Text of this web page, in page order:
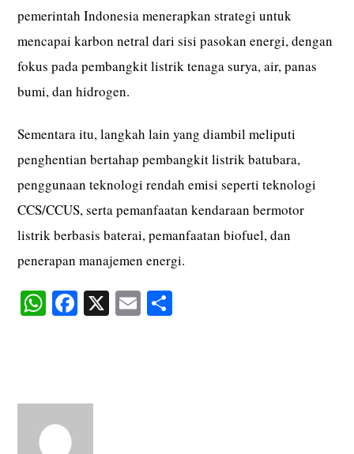
pemerintah Indonesia menerapkan strategi untuk
mencapai karbon netral dari sisi pasokan energi, dengan
fokus pada pembangkit listrik tenaga surya, air, panas
bumi, dan hidrogen.
Sementara itu, langkah lain yang diambil meliputi
penghentian bertahap pembangkit listrik batubara,
penggunaan teknologi rendah emisi seperti teknologi
CCS/CCUS, serta pemanfaatan kendaraan bermotor
listrik berbasis baterai, pemanfaatan biofuel, dan
penerapan manajemen energi.
W
pp
Fa X E